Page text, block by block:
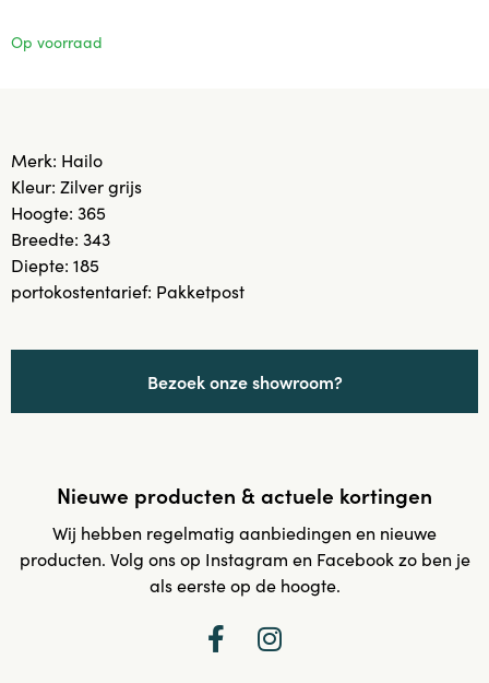
Op voorraad
Merk: Hailo
Kleur: Zilver grijs
Hoogte: 365
Breedte: 343
Diepte: 185
portokostentarief: Pakketpost
Bezoek onze showroom?
Nieuwe producten & actuele kortingen
Wij hebben regelmatig aanbiedingen en nieuwe
producten. Volg ons op Instagram en Facebook zo ben je
als eerste op de hoogte.